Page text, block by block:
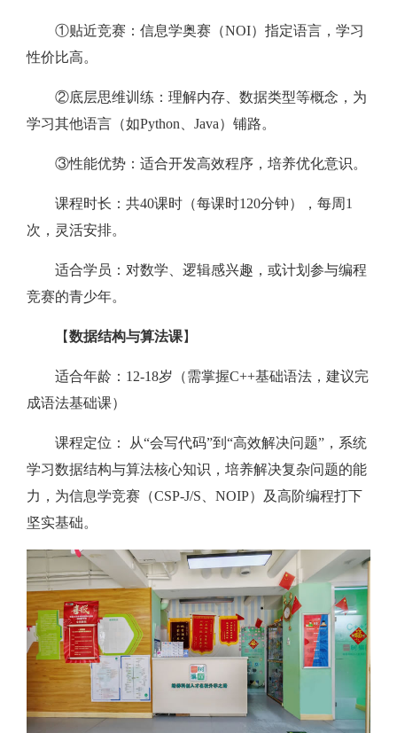
①贴近竞赛：信息学奥赛（NOI）指定语言，学习
性价比高。
②底层思维训练：理解内存、数据类型等概念，为
学习其他语言（如Python、Java）铺路。
③性能优势：适合开发高效程序，培养优化意识。
课程时长：共40课时（每课时120分钟），每周1
次，灵活安排。
适合学员：对数学、逻辑感兴趣，或计划参与编程
竞赛的青少年。
【数据结构与算法课】
适合年龄：12-18岁（需掌握C++基础语法，建议完
成语法基础课）
课程定位： 从“会写代码”到“高效解决问题”，系统
学习数据结构与算法核心知识，培养解决复杂问题的能
力，为信息学竞赛（CSP-J/S、NOIP）及高阶编程打下
坚实基础。